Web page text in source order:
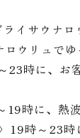
イサウナ
ウリュで
23時に、
19時に、熱
19時～23時